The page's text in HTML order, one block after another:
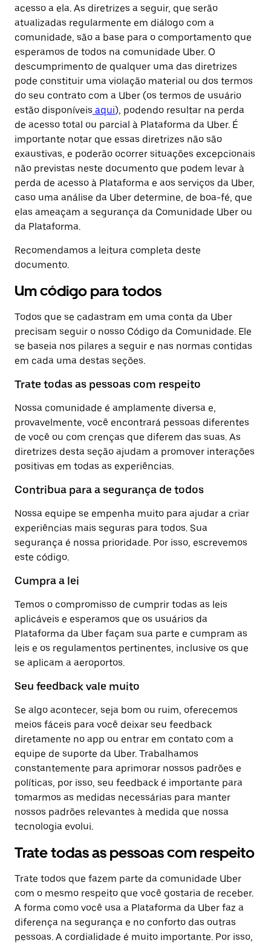
acesso a ela. As diretrizes a seguir, que serão
atualizadas regularmente em diálogo com a
comunidade, são a base para o comportamento que
esperamos de todos na comunidade Uber. O
descumprimento de qualquer uma das diretrizes
pode constituir uma violação material ou dos termos
do seu contrato com a Uber (os termos de usuário
estão disponíveis aqui), podendo resultar na perda
de acesso total ou parcial à Plataforma da Uber. É
importante notar que essas diretrizes não são
exaustivas, e poderão ocorrer situações excepcionais
não previstas neste documento que podem levar à
perda de acesso à Plataforma e aos serviços da Uber,
caso uma análise da Uber determine, de boa-fé, que
elas ameaçam a segurança da Comunidade Uber ou
da Plataforma.
Recomendamos a leitura completa deste
documento.
Um código para todos
Todos que se cadastram em uma conta da Uber
precisam seguir o nosso Código da Comunidade. Ele
se baseia nos pilares a seguir e nas normas contidas
em cada uma destas seções.
Trate todas as pessoas com respeito
Nossa comunidade é amplamente diversa e,
provavelmente, você encontrará pessoas diferentes
de você ou com crenças que diferem das suas. As
diretrizes desta seção ajudam a promover interações
positivas em todas as experiências.
Contribua para a segurança de todos
Nossa equipe se empenha muito para ajudar a criar
experiências mais seguras para todos. Sua
segurança é nossa prioridade. Por isso, escrevemos
este código.
Cumpra a lei
Temos o compromisso de cumprir todas as leis
aplicáveis e esperamos que os usuários da
Plataforma da Uber façam sua parte e cumpram as
leis e os regulamentos pertinentes, inclusive os que
se aplicam a aeroportos.
Seu feedback vale muito
Se algo acontecer, seja bom ou ruim, oferecemos
meios fáceis para você deixar seu feedback
diretamente no app ou entrar em contato com a
equipe de suporte da Uber. Trabalhamos
constantemente para aprimorar nossos padrões e
políticas, por isso, seu feedback é importante para
tomarmos as medidas necessárias para manter
nossos padrões relevantes à medida que nossa
tecnologia evolui.
Trate todas as pessoas com respeito
Trate todos que fazem parte da comunidade Uber
com o mesmo respeito que você gostaria de receber.
A forma como você usa a Plataforma da Uber faz a
diferença na segurança e no conforto das outras
pessoas. A cordialidade é muito importante. Por isso,